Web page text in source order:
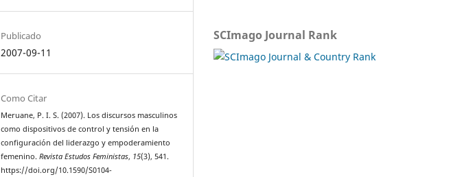
Publicado
2007-09-11
Como Citar
Meruane, P. I. S. (2007). Los discursos masculinos
como dispositivos de control y tensión en la
configuración del liderazgo y empoderamiento
femenino.Revista Estudos Feministas, 15(3), 541.
https://doi.org/10.1590/S0104-
SCImago Journal Rank